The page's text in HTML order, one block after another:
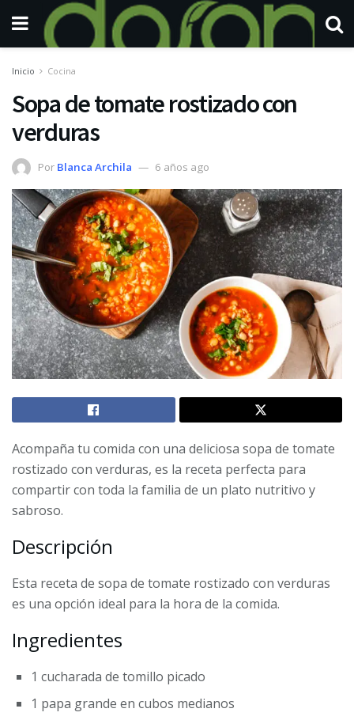
Inicio Cocina
Sopa de tomate rostizado con
verduras
Por Blanca Archila 6 años ago
Acompaña tu comida con una deliciosa sopa de tomate
rostizado con verduras, es la receta perfecta para
compartir con toda la familia de un plato nutritivo y
sabroso.
Descripción
Esta receta de sopa de tomate rostizado con verduras
es una opción ideal para la hora de la comida.
Ingredientes
1 cucharada de tomillo picado
1 papa grande en cubos medianos